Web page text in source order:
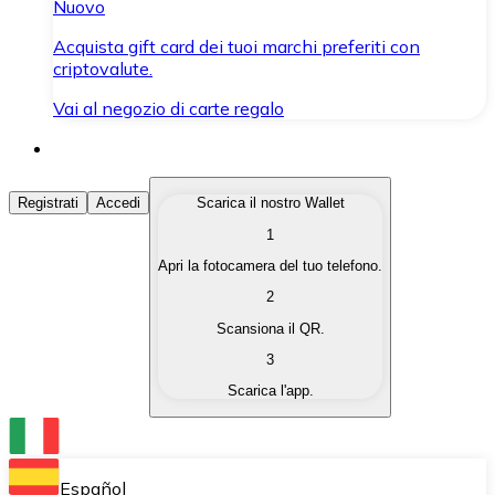
Nuovo
Acquista gift card dei tuoi marchi preferiti con
criptovalute.
Vai al negozio di carte regalo
Acquista Criptovalute
Acquista le criptovalute che ti interessano in modo
Converti le tue criptovalute in valuta fiat quando ne
Scambia una criptovaluta con un'altra
Conserva le tue cripto in un Wallet self-custodial.
Registrati Accedi
Scarica il nostro Wallet
1
Apri la fotocamera del tuo telefono.
2
Scansiona il QR.
3
Scarica l'app.
Español